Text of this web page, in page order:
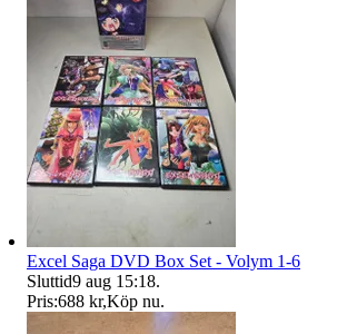
Excel Saga DVD Box Set - Volym 1-6
Sluttid9 aug 15:18.
Pris:688 kr,Köp nu.